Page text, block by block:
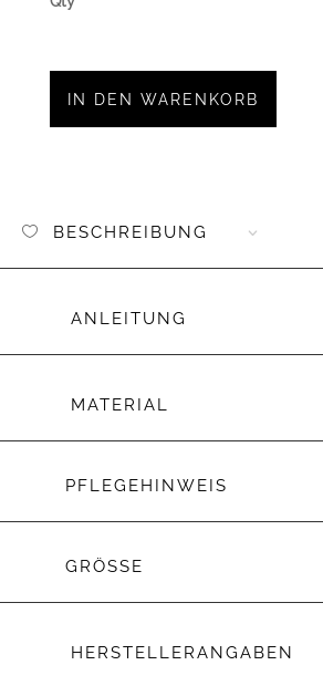
IN DEN WARENKORB
BESCHREIBUNG
ANLEITUNG
MATERIAL
PFLEGEHINWEIS
GRÖSSE
HERSTELLERANGABEN